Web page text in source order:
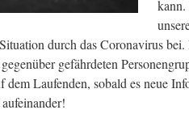
kann.
durch das Coronavirus
gefährdeten
dem Laufenden, sobald es neue